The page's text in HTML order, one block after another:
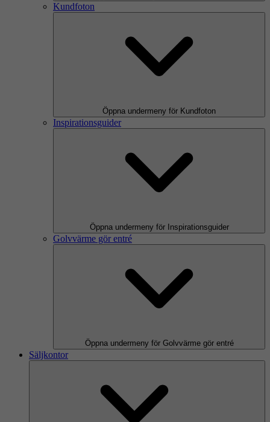
Kundfoton
Öppna undermeny för Kundfoton
Inspirationsguider
Öppna undermeny för Inspirationsguider
Golvvärme gör entré
Öppna undermeny för Golvvärme gör entré
Säljkontor